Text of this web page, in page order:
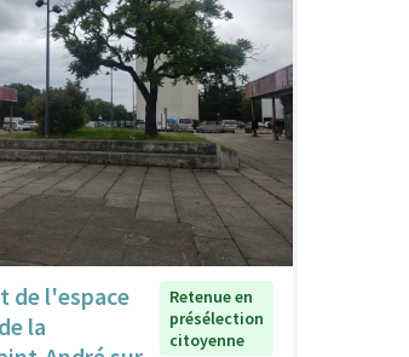
de l'espace
la
Retenue en
présélection
citoyenne